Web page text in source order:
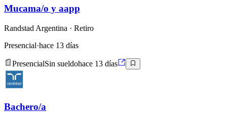
Mucama/o y aapp
Randstad Argentina · Retiro
Presencial·hace 13 días
PresencialSin sueldohace 13 días
Bachero/a